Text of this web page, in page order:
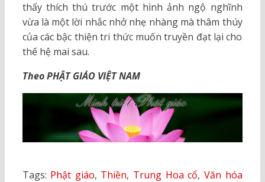
thấy thích thú trước một hình ảnh ngộ nghĩnh
vừa là một lời nhắc nhở nhẹ nhàng mà thâm thúy
của các bậc thiện tri thức muốn truyền đạt lại cho
thế hệ mai sau.
Theo PHẬT GIÁO VIỆT NAM
Tags: Phật giáo, Thiền, Trung Hoa cổ, Văn hóa